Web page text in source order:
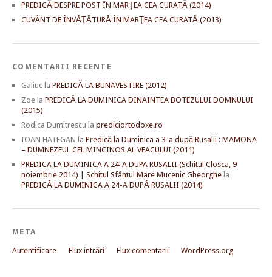
PREDICĂ DESPRE POST ÎN MARŢEA CEA CURATĂ (2014)
CUVÂNT DE ÎNVĂŢĂTURĂ ÎN MARŢEA CEA CURATĂ (2013)
COMENTARII RECENTE
Galiuc la PREDICĂ LA BUNAVESTIRE (2012)
Zoe la PREDICĂ LA DUMINICA DINAINTEA BOTEZULUI DOMNULUI
(2015)
Rodica Dumitrescu la prediciortodoxe.ro
IOAN HATEGAN la Predică la Duminica a 3-a după Rusalii : MAMONA
– DUMNEZEUL CEL MINCINOS AL VEACULUI (2011)
PREDICA LA DUMINICA A 24-A DUPA RUSALII (Schitul Closca, 9
noiembrie 2014) | Schitul Sfântul Mare Mucenic Gheorghe la
PREDICĂ LA DUMINICA A 24-A DUPĂ RUSALII (2014)
META
Autentificare Flux intrări Flux comentarii WordPress.org